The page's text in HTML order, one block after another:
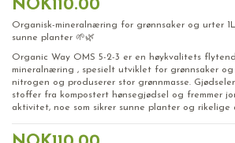
NOK110.00
Organisk-mineralnæring for grønnsaker og urter
sunne planter 🌱🌿
Organic Way OMS 5-2-3 er en høykvalitets
mineralnæring , spesielt utviklet for grønnsaker og
nitrogen og produserer stor grønnmasse.
stoffer fra kompostert hønsegjødsel og fremmer
aktivitet, noe som sikrer sunne planter og rikelige